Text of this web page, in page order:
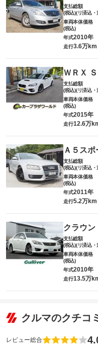
支払総額
(税込)(リ済込・
車両本体価格
(税込)
年式2010年
走行3.6万km
ＷＲＸ Ｓ
支払総額
(税込)(リ済込・
車両本体価格
(税込)
年式2015年
走行12.6万
Ａ５ス
支払総額
(税込)(リ済込・
車両本体価格
(税込)
年式2011年
走行5.2万km
クラウン
支払総額
(税込)(リ済込・
車両本体価格
(税込)
年式2010年
走行13.5万
クルマのクチコ
レビュー総合